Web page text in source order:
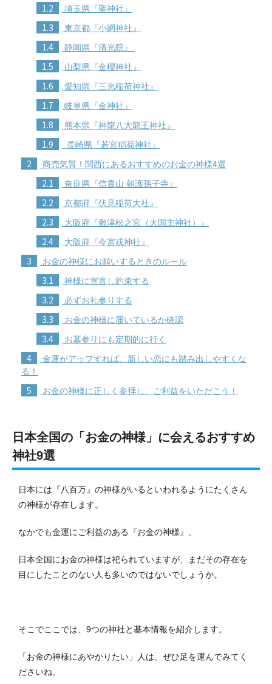
1.2 埼玉県『聖神社』
1.3 東京都『小網神社』
1.4 静岡県『清光院』
1.5 山梨県『金櫻神社』
1.6 愛知県『三光稲荷神社』
1.7 岐阜県『金神社』
1.8 熊本県『神龍八大龍王神社』
1.9 長崎県『若宮稲荷神社』
2 商売気質！関西にあるおすすめのお金の神様4選
2.1 奈良県『信貴山 朝護孫子寺』
2.2 京都府『伏見稲荷大社』
2.3 大阪府『敷津松之宮（大国主神社）』
2.4 大阪府『今宮戎神社』
3 お金の神様にお願いするときのルール
3.1 神様に宣言し約束する
3.2 必ずお礼参りする
3.3 お金の神様に届いているか確認
3.4 お墓参りにも定期的に行く
4
金運がアップすれば、新しい恋にも踏み出しやすくな
る！
5 お金の神様に正しく参拝し、ご利益をいただこう！
日本全国の「お金の神様」に会えるおすすめ
神社9選
日本には『八百万』の神様がいるといわれるようにたくさん
の神様が存在します。
なかでも金運にご利益のある『お金の神様』。
日本全国にお金の神様は祀られていますが、まだその存在を
目にしたことのない人も多いのではないでしょうか。
そこでここでは、9つの神社と基本情報を紹介します。
「お金の神様にあやかりたい」人は、ぜひ足を運んでみてく
ださいね。